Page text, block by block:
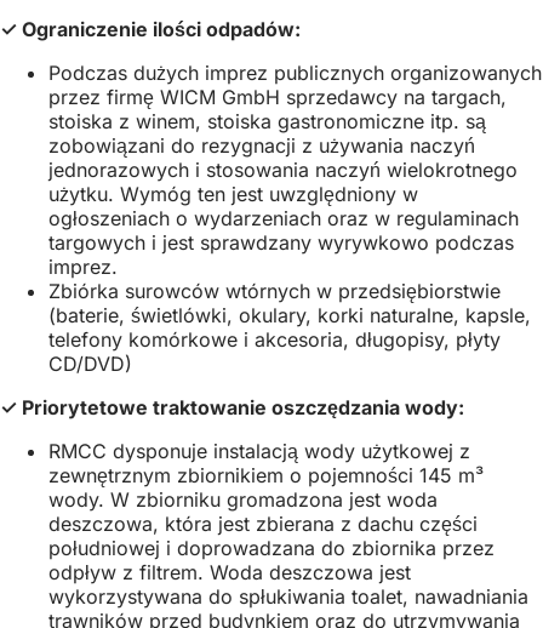
✓ Ograniczenie ilości odpadów:
Podczas dużych imprez publicznych organizowanych
przez firmę WICM GmbH sprzedawcy na targach,
stoiska z winem, stoiska gastronomiczne itp. są
zobowiązani do rezygnacji z używania naczyń
jednorazowych i stosowania naczyń wielokrotnego
użytku. Wymóg ten jest uwzględniony w
ogłoszeniach o wydarzeniach oraz w regulaminach
targowych i jest sprawdzany wyrywkowo podczas
imprez.
Zbiórka surowców wtórnych w przedsiębiorstwie
(baterie, świetlówki, okulary, korki naturalne, kapsle,
telefony komórkowe i akcesoria, długopisy, płyty
CD/DVD)
✓ Priorytetowe traktowanie oszczędzania wody:
RMCC dysponuje instalacją wody użytkowej z
zewnętrznym zbiornikiem o pojemności 145 m³
wody. W zbiorniku gromadzona jest woda
deszczowa, która jest zbierana z dachu części
południowej i doprowadzana do zbiornika przez
odpływ z filtrem. Woda deszczowa jest
wykorzystywana do spłukiwania toalet, nawadniania
trawników przed budynkiem oraz do utrzymywania